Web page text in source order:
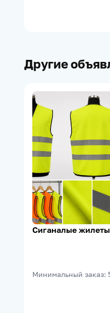
Другие
Сиганалые жилеты
Минимальный заказ: